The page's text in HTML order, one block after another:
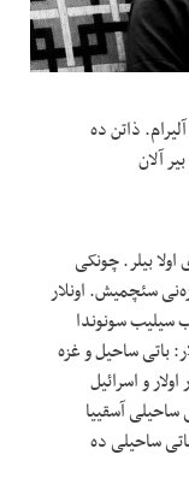
ذاتن ده
آلان
اولا بیلر. چونکی
سئچمیش. اونلار
سیلیب سونوندا
باتی ساحیل و غزه
و اسرائیل
ساحیلی آسقییا
ساحیلی ده